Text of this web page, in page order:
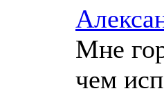
Мне
чем